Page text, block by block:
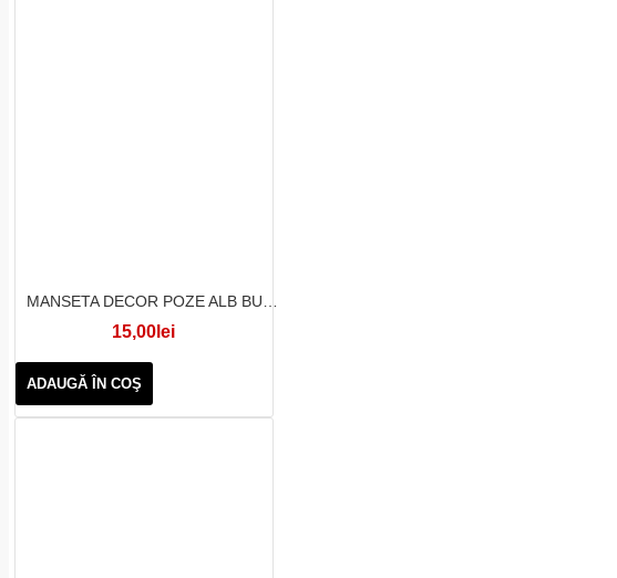
15,00lei
ADAUGĂ ÎN COŞ